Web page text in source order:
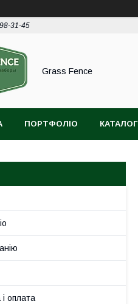
31-45
Grass Fence
ПОРТФОЛІО КАТАЛОГ
оплата